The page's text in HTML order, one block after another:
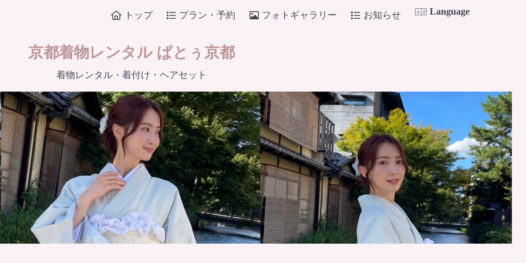
トップ プラン・予約 フォトギャラリー お知らせ Language
京都着物レンタル ぱとぅ京都
着物レンタル・着付け・ヘアセット